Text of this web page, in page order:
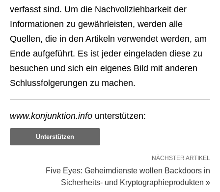
verfasst sind. Um die Nachvollziehbarkeit der
Informationen zu gewährleisten, werden alle
Quellen, die in den Artikeln verwendet werden, am
Ende aufgeführt. Es ist jeder eingeladen diese zu
besuchen und sich ein eigenes Bild mit anderen
Schlussfolgerungen zu machen.
www.konjunktion.info unterstützen:
Unterstützen
NÄCHSTER ARTIKEL
Five Eyes: Geheimdienste wollen Backdoors in
Sicherheits- und Kryptographieprodukten »